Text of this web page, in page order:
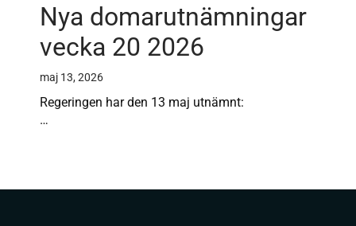
Nya domarutnämningar
vecka 20 2026
maj 13, 2026
Regeringen har den 13 maj utnämnt:
…